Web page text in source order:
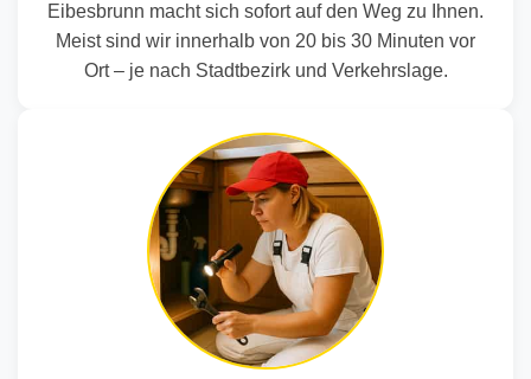
Eibesbrunn macht sich sofort auf den Weg zu Ihnen.
Meist sind wir innerhalb von 20 bis 30 Minuten vor
Ort – je nach Stadtbezirk und Verkehrslage.